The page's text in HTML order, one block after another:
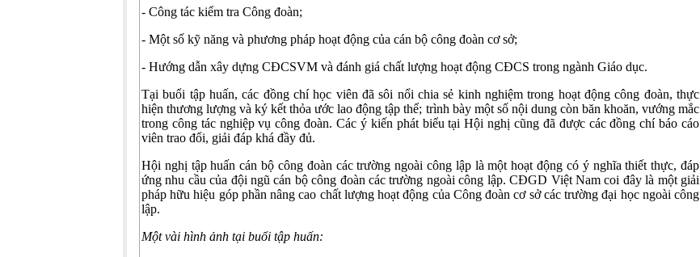
- Công tác kiểm tra Công đoàn;
- Một số kỹ năng và phương pháp hoạt động của cán bộ công đoàn cơ sở;
- Hướng dẫn xây dựng CĐCSVM và đánh giá chất lượng hoạt động CĐCS trong ngành Giáo dục.
Tại buổi tập huấn, các đồng chí học viên đã sôi nổi chia sẻ kinh nghiệm trong hoạt động công đoàn, thực
hiện thương lượng và ký kết thỏa ước lao động tập thể; trình bày một số nội dung còn băn khoăn, vướng mắc
trong công tác nghiệp vụ công đoàn. Các ý kiến phát biểu tại Hội nghị cũng đã được các đồng chí báo cáo
viên trao đổi, giải đáp khá đầy đủ.
Hội nghị tập huấn cán bộ công đoàn các trường ngoài công lập là một hoạt động có ý nghĩa thiết thực, đáp
ứng nhu cầu của đội ngũ cán bộ công đoàn các trường ngoài công lập. CĐGD Việt Nam coi đây là một giải
pháp hữu hiệu góp phần nâng cao chất lượng hoạt động của Công đoàn cơ sở các trường đại học ngoài công
lập.
Một vài hình ảnh tại buổi tập huấn: